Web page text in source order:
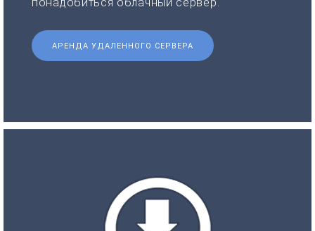
АРЕНДА УДАЛЕННОГО СЕРВЕРА